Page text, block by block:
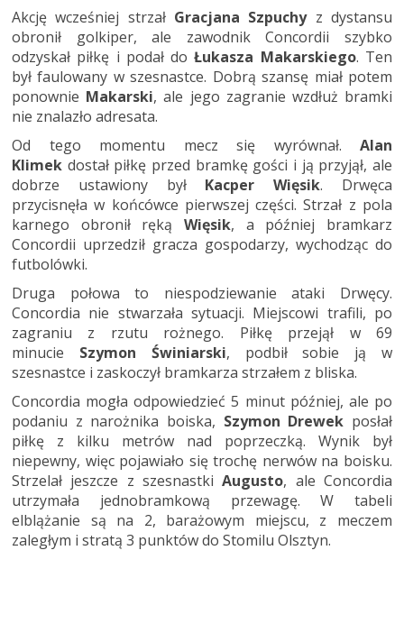
Akcję wcześniej strzał Gracjana Szpuchyz dystansu
obronił golkiper, ale zawodnik Concordii szybko
odzyskał piłkę i podał doŁukasza Makarskiego. Ten
był faulowany w szesnastce. Dobrą szansę miał potem
ponownie Makarski, ale jego zagranie wzdłuż bramki
nie znalazło adresata.
Od tego momentu mecz się wyrównał. Alan
Klimek dostał piłkę przed bramkę gości i ją przyjął, ale
dobrze ustawiony był Kacper Więsik. Drwęca
przycisnęła w końcówce pierwszej części. Strzał z pola
karnego obronił ręką Więsik, a później bramkarz
Concordii uprzedził gracza gospodarzy, wychodząc do
futbolówki.
Druga połowa to niespodziewanie ataki Drwęcy.
Concordia nie stwarzała sytuacji. Miejscowi trafili, po
zagraniu z rzutu rożnego. Piłkę przejął w 69
minucie Szymon Świniarski, podbił sobie ją w
szesnastce i zaskoczył bramkarza strzałem z bliska.
Concordia mogła odpowiedzieć 5 minut później, ale po
podaniu z narożnika boiska, Szymon Drewek posłał
piłkę z kilku metrów nad poprzeczką. Wynik był
niepewny, więc pojawiało się trochę nerwów na boisku.
Strzelał jeszcze z szesnastkiAugusto, ale Concordia
utrzymała jednobramkową przewagę. W tabeli
elblążanie są na 2, barażowym miejscu, z meczem
zaległym i stratą 3 punktów do Stomilu Olsztyn.